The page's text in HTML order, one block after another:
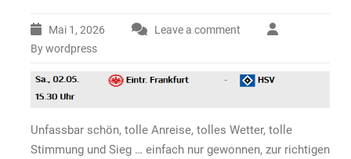
Mai 1, 2026
Leave a comment
By wordpress
Unfassbar schön, tolle Anreise, tolles Wetter, tolle
Stimmung und Sieg … einfach nur gewonnen, zur richtigen